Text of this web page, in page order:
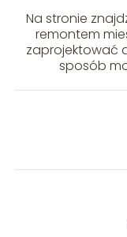
Na stronie
remontem
zaprojektować
sposób